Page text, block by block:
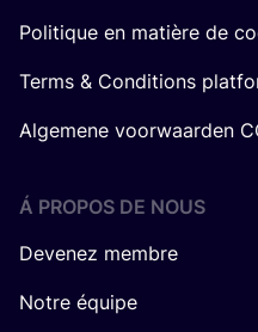
Politique en matière de
Terms & Conditions
Algemene voorwaarden
Á PROPOS DE NOUS
Devenez membre
Notre équipe